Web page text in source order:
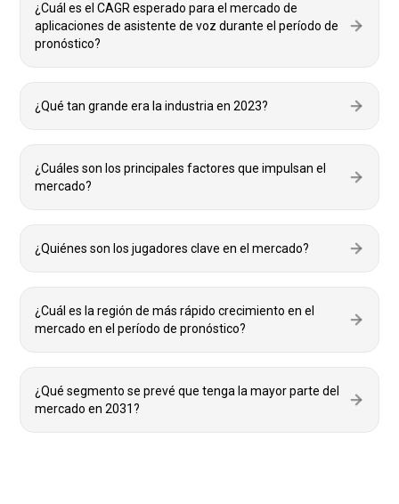
¿Cuál es el CAGR esperado para el mercado de
aplicaciones de asistente de voz durante el período de
pronóstico?
¿Qué tan grande era la industria en 2023?
¿Cuáles son los principales factores que impulsan el
mercado?
¿Quiénes son los jugadores clave en el mercado?
¿Cuál es la región de más rápido crecimiento en el
mercado en el período de pronóstico?
¿Qué segmento se prevé que tenga la mayor parte del
mercado en 2031?